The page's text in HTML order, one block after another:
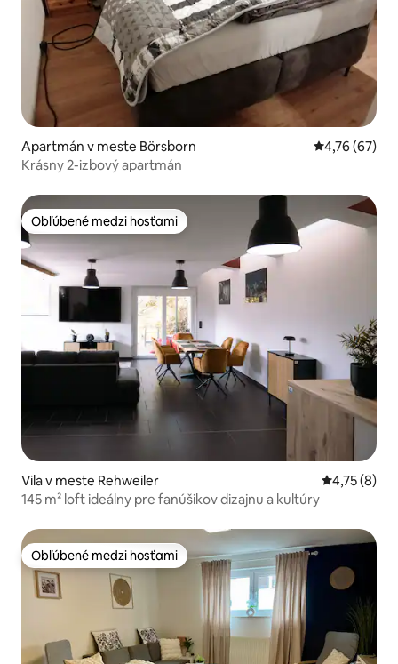
Apartmán v meste Börsborn Priemerné
4,76 (67)
Krásny 2-izbový apartmán
Obľúbené medzi hosťami
Obľúbené medzi hosťami
Vila v meste Rehweiler Priemerné
4,75 (8)
145 m² loft ideálny pre fanúšikov dizajnu a kultúry
Obľúbené medzi hosťami
Obľúbené medzi hosťami